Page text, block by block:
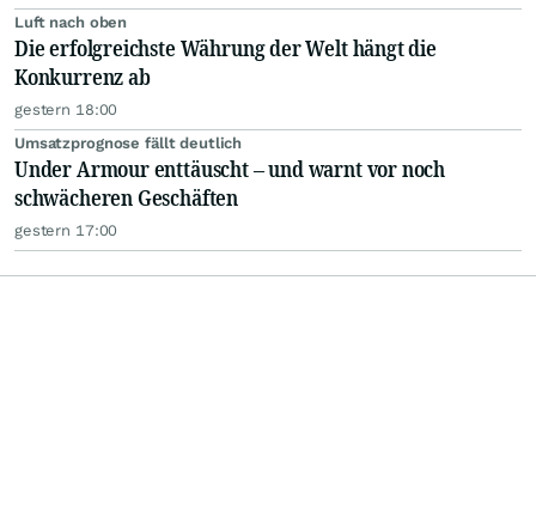
Luft nach oben
Die erfolgreichste Währung der Welt hängt die
Konkurrenz ab
gestern 18:00
Umsatzprognose fällt deutlich
Under Armour enttäuscht – und warnt vor noch
schwächeren Geschäften
gestern 17:00